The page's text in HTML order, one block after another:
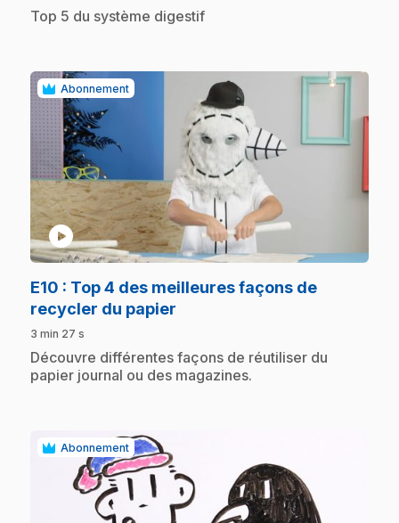
.Top 5 du système digestif
Abonnement
play_circle
E10 : Top 4 des meilleures façons de
recycler du papier
3 min 27 s
.Découvre différentes façons de réutiliser du
papier journal ou des magazines.
Abonnement